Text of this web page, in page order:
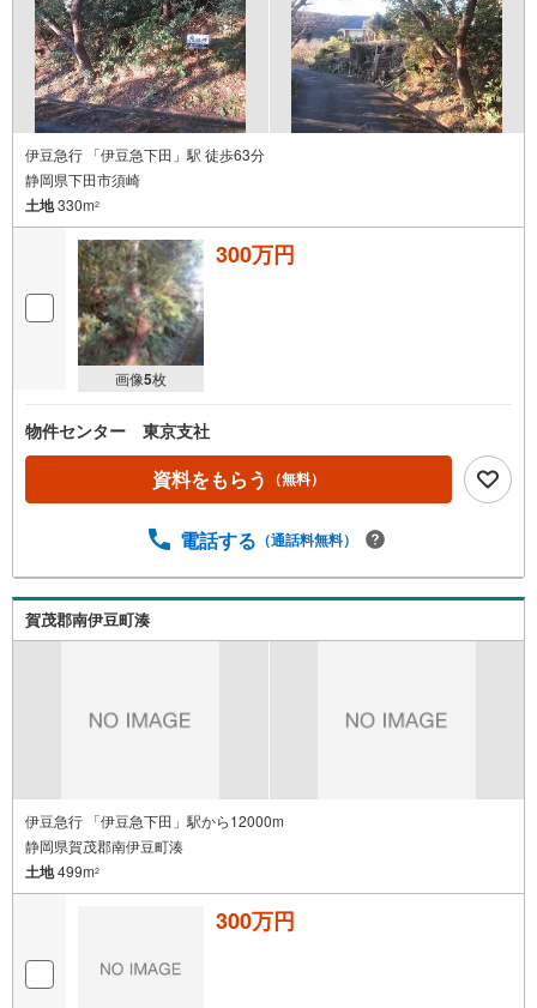
伊豆急行 「伊豆急下田」駅 徒歩63分
静岡県下田市須崎
土地330m2
画像5枚
300万円
物件センター 東京支社
資料をもらう （無料）
電話する （通話料無料）
賀茂郡南伊豆町湊
伊豆急行 「伊豆急下田」駅から12000m
静岡県賀茂郡南伊豆町湊
土地499m2
300万円